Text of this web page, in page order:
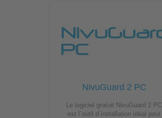
NivuGuard 2 PC
Le logiciel gratuit NivuGuard 2 PC
est l´outil d´installation idéal pour